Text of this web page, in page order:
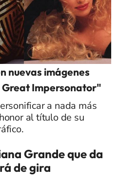
nuevas imágenes
Great Impersonator"
a nada más
al título de su
Grande que da
de gira